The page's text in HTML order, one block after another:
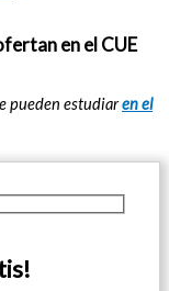
en el CUE
pueden estudiaren el